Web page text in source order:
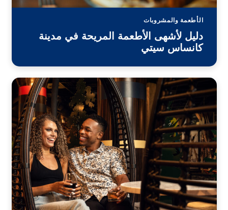
الأطعمة والمشروبات
دليل لأشهى الأطعمة المريحة في مدينة
كانساس سيتي